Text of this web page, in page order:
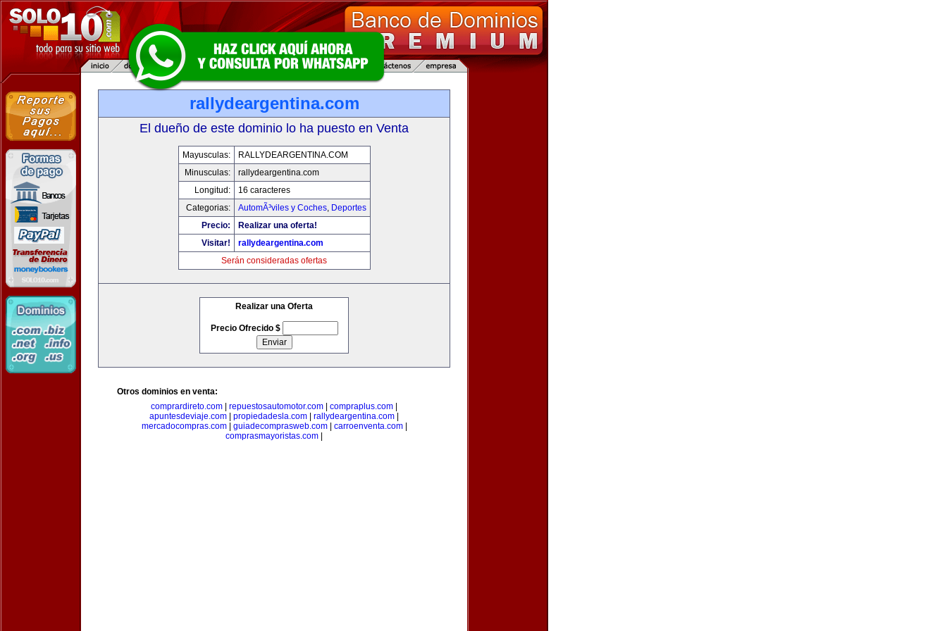
rallydeargentina.com
El dueño de este dominio lo ha puesto en Venta
Mayusculas:
RALLYDEARGENTINA.COM
Minusculas:
rallydeargentina.com
Longitud:
16 caracteres
Categorias:
AutomÃ³viles y Coches, Deportes
Precio:
Realizar una oferta!
Visitar!
rallydeargentina.com
Serán consideradas ofertas
Realizar una Oferta
Precio Ofrecido $
Otros dominios en venta:
comprardireto.com
repuestosautomotor.com compraplus.com
apuntesdeviaje.com
propiedadesla.com rallydeargentina.com
mercadocompras.com| guiadecomprasweb.com| carroenventa.com|
comprasmayoristas.com